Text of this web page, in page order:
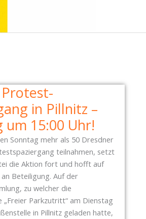
in Pillnitz –
um 15:00 Uhr!
Sonntag mehr als 50 Dresdner
teilnahmen, setzt
die Aktion fort und hofft auf
an Beteiligung. Auf der
zu welcher die
„Freier Parkzutritt“ am Dienstag
in Pillnitz geladen hatte,